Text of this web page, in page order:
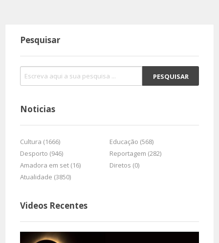
Pesquisar
Noticias
Cultura (1666)
Educação (568)
Desporto (946)
Reportagem (282)
Amadora em set (16)
Diretos (0)
Atualidade (3850)
Videos Recentes